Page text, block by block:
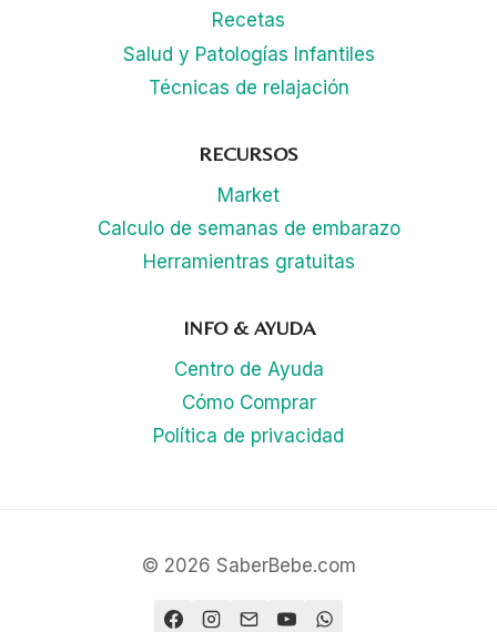
Recetas
Salud y Patologías Infantiles
Técnicas de relajación
RECURSOS
Market
Calculo de semanas de embarazo
Herramientras gratuitas
INFO & AYUDA
Centro de Ayuda
Cómo Comprar
Política de privacidad
© 2026 SaberBebe.com